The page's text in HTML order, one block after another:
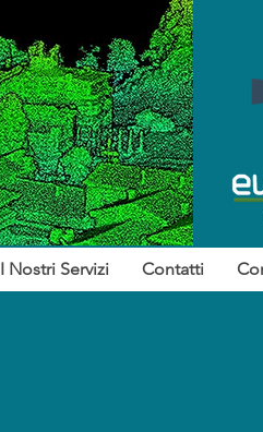
I Nostri Servizi Contatti